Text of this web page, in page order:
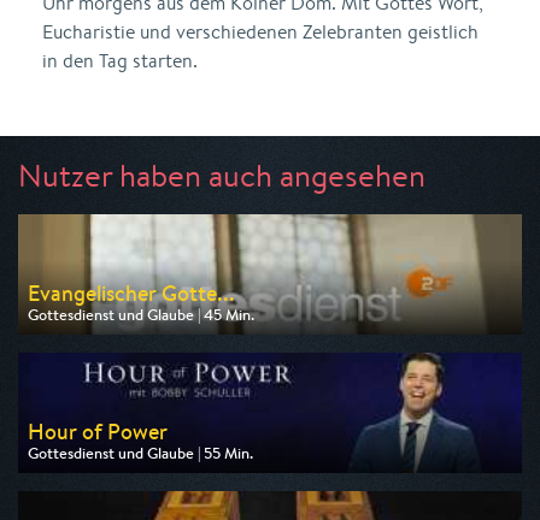
Eucharistie und verschiedenen Zelebranten geistlich
in den Tag starten.
Nutzer haben auch angesehen
Evangelischer Gotte...
Gottesdienst und Glaube | 45 Min.
Ausgestrahlt von ZDF
am 09.08.2026, 09:30
Hour of Power
Gottesdienst und Glaube | 55 Min.
Ausgestrahlt von Tele 5
am 08.08.2026, 06:00